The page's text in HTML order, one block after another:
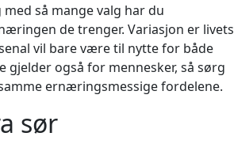
så mange valg har du
de trenger. Variasjon er livets
vil bare være til nytte for både
gjelder også for mennesker, så sørg
ernæringsmessige fordelene.
sør